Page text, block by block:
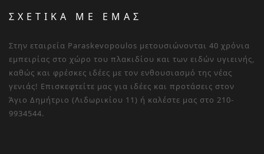
ΣΧΕΤΙΚΑ ΜΕ ΕΜΑΣ
Στην εταιρεία Paraskevopoulos μετουσιώνονται 40 χρόνια
εμπειρίας στο χώρο του πλακιδίου και των ειδών υγιεινής,
καθώς και φρέσκες ιδέες με τον ενθουσιασμό της νέας
γενιάς! Επισκεφτείτε μας για ιδέες και προτάσεις στον
Άγιο Δημήτριο (Λιδωρικίου 11) ή καλέστε μας στο 210-
9934544.